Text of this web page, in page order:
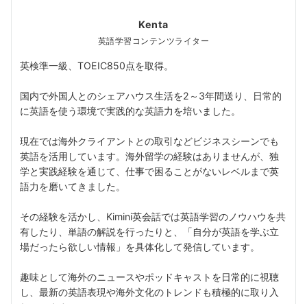
Kenta
英語学習コンテンツライター
英検準一級、TOEIC850点を取得。
国内で外国人とのシェアハウス生活を2～3年間送り、日常的
に英語を使う環境で実践的な英語力を培いました。
現在では海外クライアントとの取引などビジネスシーンでも
英語を活用しています。海外留学の経験はありませんが、独
学と実践経験を通じて、仕事で困ることがないレベルまで英
語力を磨いてきました。
その経験を活かし、Kimini英会話では英語学習のノウハウを共
有したり、単語の解説を行ったりと、「自分が英語を学ぶ立
場だったら欲しい情報」を具体化して発信しています。
趣味として海外のニュースやポッドキャストを日常的に視聴
し、最新の英語表現や海外文化のトレンドも積極的に取り入